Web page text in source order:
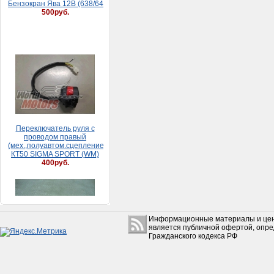
Переключатель руля с
проводом правый
(мех.,полуавтом.сцепление)
КТ50 SIGMA SPORT (WM)
400руб.
Фильтр масляный скутер
(50-150см3)
Информационные материалы и
является публичной офертой,
Гражданского кодекса РФ